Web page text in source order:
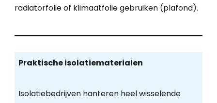
radiatorfolie of klimaatfolie gebruiken (plafond).
Praktische isolatiematerialen
Isolatiebedrijven hanteren heel wisselende